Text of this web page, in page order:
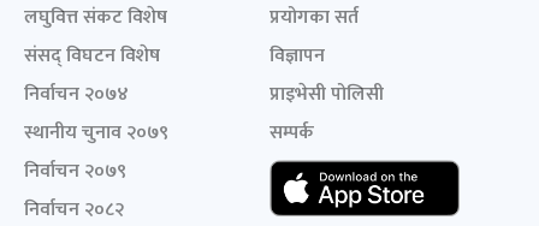
लघुवित्त संकट विशेष
संसद् विघटन विशेष
निर्वाचन २०७४
स्थानीय चुनाव २०७९
निर्वाचन २०७९
निर्वाचन २०८२
प्रयोगका सर्त
विज्ञापन
प्राइभेसी पोलिसी
सम्पर्क